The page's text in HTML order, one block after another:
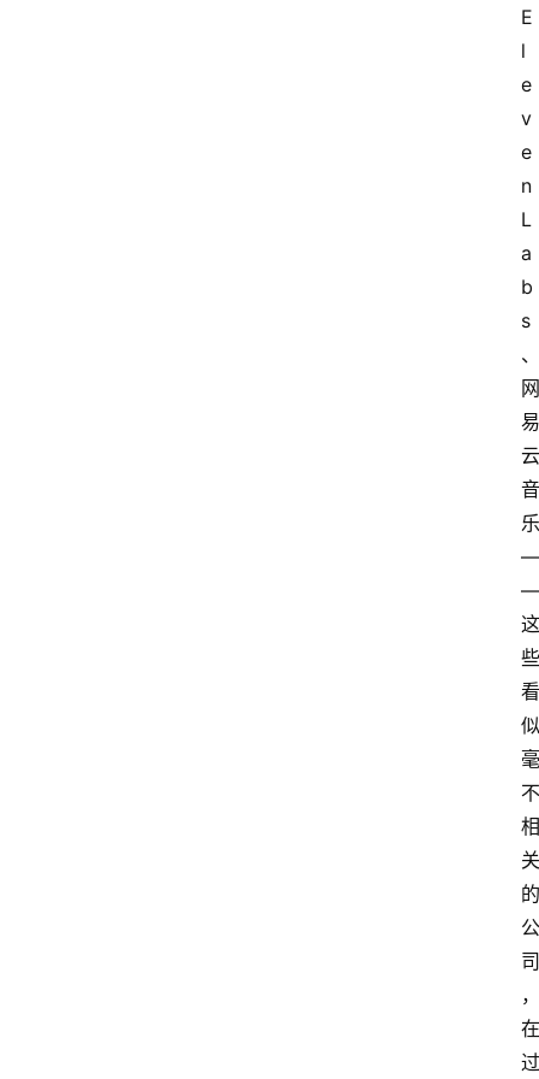
E
l
e
v
e
n
L
a
b
s
、
网
易
云
音
乐
—
—
这
些
看
似
毫
不
相
关
的
公
司
，
在
过